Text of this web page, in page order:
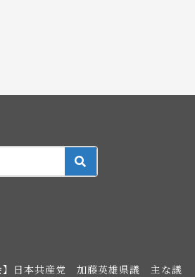
SEARCH
】日本共産党 加藤英雄県議 主な議